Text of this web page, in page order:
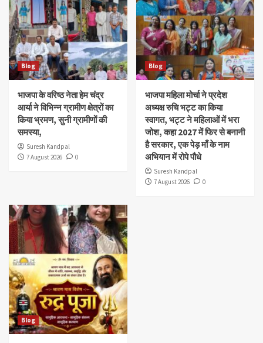
Blog
भाजपा के वरिष्ठ नेता हेम चंद्र
आर्या ने विभिन्न ग्रामीण क्षेत्रों का
किया भ्रमण, सुनी ग्रामीणों की
समस्या,
Suresh Kandpal
7 August 2026
0
Blog
भाजपा महिला मोर्चा ने प्रदेश
अध्यक्ष रुचि भट्ट का किया
स्वागत, भट्ट ने महिलाओं में भरा
जोश, कहा 2027 में फिर से बनानी
है सरकार, एक पेड़ माँ के नाम
अभियान में रोपे पौधे
Suresh Kandpal
7 August 2026
0
Blog